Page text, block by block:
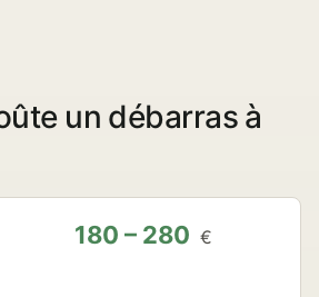
un débarras à
180 – 280 €